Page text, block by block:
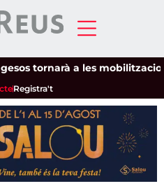
tornarà a les mobilitzacions
Registra't